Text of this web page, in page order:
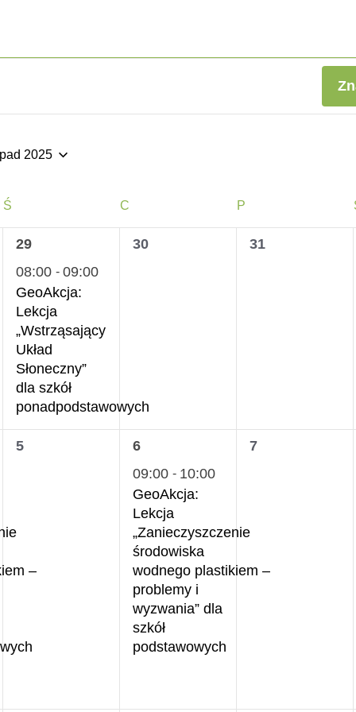
2025
Ś C P
1
29
08:00-09:00
GeoAkcja:
Lekcja
„Wstrząsający
Układ
Słoneczny”
dla szkół
ponadpodstawowych
0
30
0
31
–
0
5
1
6
09:00- 10:00
GeoAkcja:
Lekcja
„Zanieczyszczenie
środowiska
wodnego plastikiem –
problemy i
wyzwania” dla
szkół
podstawowych
0
7